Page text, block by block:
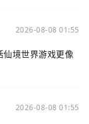
2026-08-08 01:55
境世界游戏更像
2026-08-08 01:55